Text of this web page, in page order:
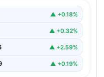
kurbanlık hayvan…
▲ +0.18%
▲ +0.32%
▲ +2.59%
▲ +0.19%